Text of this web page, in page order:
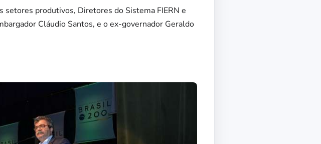
produtivos, Diretores do Sistema FIERN e
Cláudio Santos, e o ex-governador Geraldo